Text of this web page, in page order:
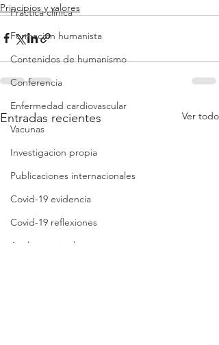
Práctica clínica
Formación humanista
Contenidos de humanismo
Conferencia
Enfermedad cardiovascular
Vacunas
Investigacion propia
Publicaciones internacionales
Covid-19 evidencia
Covid-19 reflexiones
Análisis crítico breve
Principios y valores
Entradas recientes Ver todo